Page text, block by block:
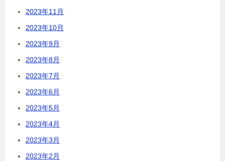
2023年11月
2023年10月
2023年9月
2023年8月
2023年7月
2023年6月
2023年5月
2023年4月
2023年3月
2023年2月